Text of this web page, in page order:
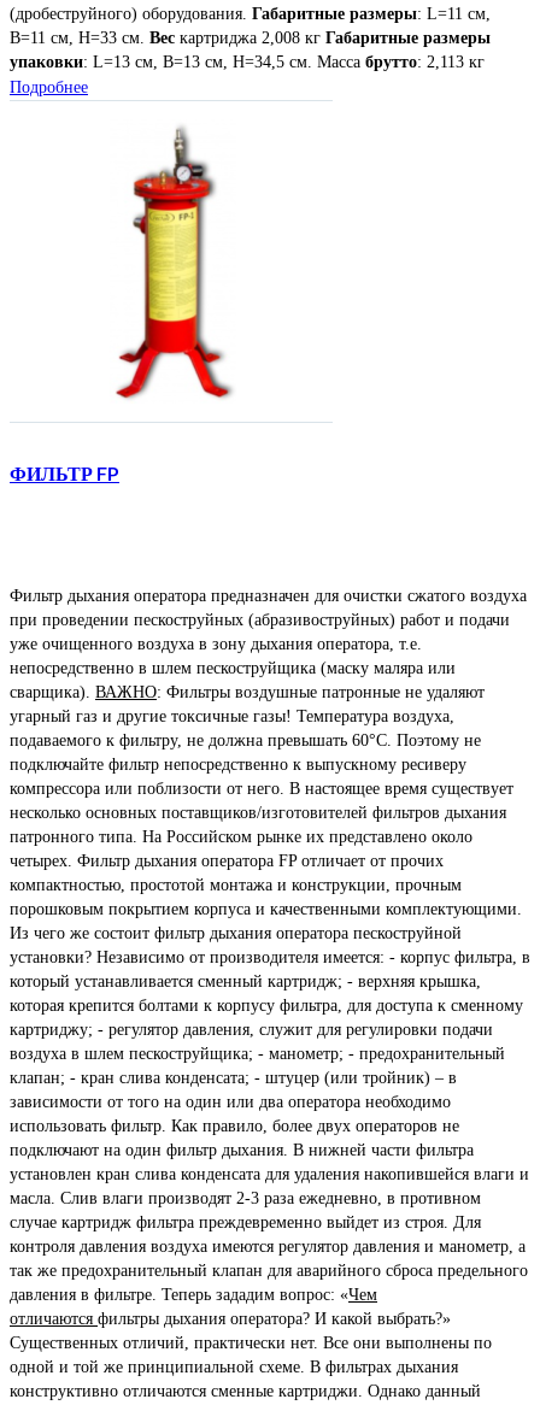
(дробеструйного) оборудования. Габаритные размеры: L=11 см,
B=11 см, Н=33 см. Вес картриджа 2,008 кг Габаритные размеры
упаковки: L=13 см, B=13 см, Н=34,5 см. Масса брутто: 2,113 кг
Подробнее
ФИЛЬТР FP
Фильтр дыхания оператора предназначен для очистки сжатого воздуха
при проведении пескоструйных (абразивоструйных) работ и подачи
уже очищенного воздуха в зону дыхания оператора, т.е.
непосредственно в шлем пескоструйщика (маску маляра или
сварщика). ВАЖНО: Фильтры воздушные патронные не удаляют
угарный газ и другие токсичные газы! Температура воздуха,
подаваемого к фильтру, не должна превышать 60°С. Поэтому не
подключайте фильтр непосредственно к выпускному ресиверу
компрессора или поблизости от него. В настоящее время существует
несколько основных поставщиков/изготовителей фильтров дыхания
патронного типа. На Российском рынке их представлено около
четырех. Фильтр дыхания оператора FP отличает от прочих
компактностью, простотой монтажа и конструкции, прочным
порошковым покрытием корпуса и качественными комплектующими.
Из чего же состоит фильтр дыхания оператора пескоструйной
установки? Независимо от производителя имеется: - корпус фильтра, в
который устанавливается сменный картридж; - верхняя крышка,
которая крепится болтами к корпусу фильтра, для доступа к сменному
картриджу; - регулятор давления, служит для регулировки подачи
воздуха в шлем пескоструйщика; - манометр; - предохранительный
клапан; - кран слива конденсата; - штуцер (или тройник) – в
зависимости от того на один или два оператора необходимо
использовать фильтр. Как правило, более двух операторов не
подключают на один фильтр дыхания. В нижней части фильтра
установлен кран слива конденсата для удаления накопившейся влаги и
масла. Слив влаги производят 2-3 раза ежедневно, в противном
случае картридж фильтра преждевременно выйдет из строя. Для
контроля давления воздуха имеются регулятор давления и манометр, а
так же предохранительный клапан для аварийного сброса предельного
давления в фильтре. Теперь зададим вопрос: «Чем
отличаются фильтры дыхания оператора? И какой выбрать?»
Существенных отличий, практически нет. Все они выполнены по
одной и той же принципиальной схеме. В фильтрах дыхания
конструктивно отличаются сменные картриджи. Однако данный